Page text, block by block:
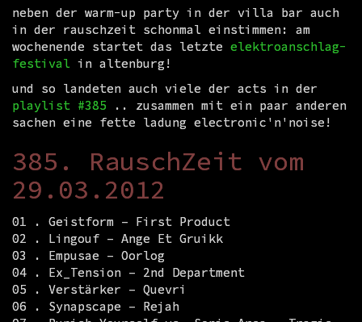
neben der warm-up party in der villa bar auch
in der rauschzeit schonmal einstimmen: am
wochenende startet das letzte elektroanschlag-
festival in altenburg!
und so landeten auch viele der acts in der
playlist #385 .. zusammen mit ein paar anderen
sachen eine fette ladung electronic'n'noise!
385. RauschZeit vom
29.03.2012
01 . Geistform – First Product
02 . Lingouf – Ange Et Gruikk
03 . Empusae – Oorlog
04 . Ex_Tension – 2nd Department
05 . Verstärker – Quevri
06 . Synapscape – Rejah